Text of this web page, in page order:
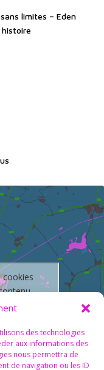
des technologies
aux informations des
nous permettra de
de navigation ou les ID
limites – Eden
cookies